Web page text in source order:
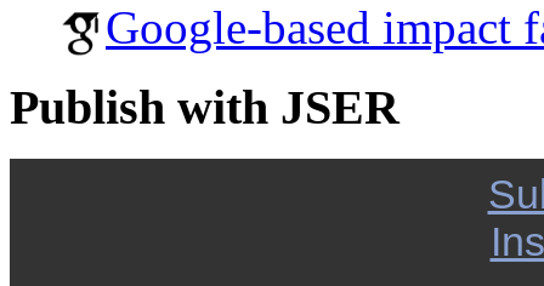
Google-based impact
Publish with JSER